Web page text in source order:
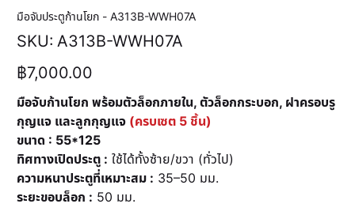
มือจับประตูก้านโยก - A313B-WWH07A
SKU:
SKU
A313B-
A313B-WWH07A
ราคา
฿7,000.00
มือจับก้านโยก พร้อมตัวล็อกภายใน, ตัวล็อกกระบอก, ฝาครอบรู
กุญแจ และลูกกุญแจ (ครบเซต 5 ชิ้น)
ขนาด : 55*125
ทิศทางเปิดประตู : ใช้ได้ทั้งซ้าย/ขวา (ทั่วไป)
ความหนาประตูที่เหมาะสม : 35–50 มม.
ระยะขอบล็อก : 50 มม.